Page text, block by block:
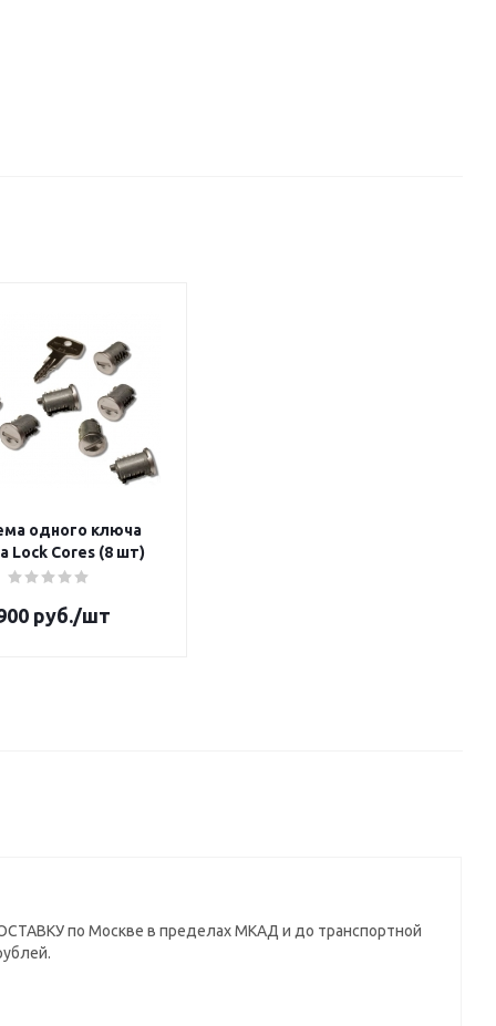
одного ключа
Yakima Lock Cores (8 шт)
руб./шт
по Москве в пределах МКАД и до транспортной